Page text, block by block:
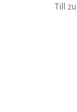
Till zu